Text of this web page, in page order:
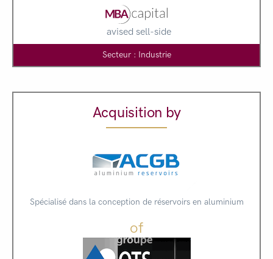
avised sell-side
Secteur : Industrie
Acquisition by
Spécialisé dans la conception de réservoirs en aluminium
of